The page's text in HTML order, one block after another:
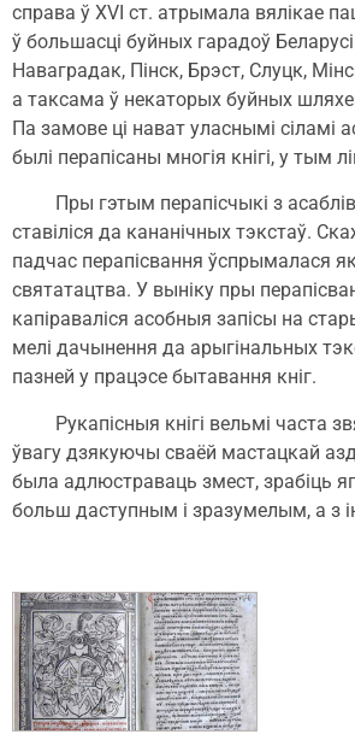
справа ў XVI ст. атрымала вялікае
ў большасці буйных гарадоў
Наваградак, Пінск, Брэст, Слуцк,
а таксама ў некаторых буйных
Па замове ці нават уласнымі сіламі
былі перапісаны многія кнігі, у тым
Пры гэтым перапісчыкі з
ставіліся да кананічных тэкстаў.
падчас перапісвання ўспрымалася як
святатацтва. У выніку пры
капіраваліся асобныя запісы на
мелі дачынення да арыгінальных
пазней у працэсе бытавання кніг.
Рукапісныя кнігі вельмі часта
ўвагу дзякуючы сваёй мастацкай
была адлюстраваць змест, зрабіць
больш даступным і зразумелым, а з